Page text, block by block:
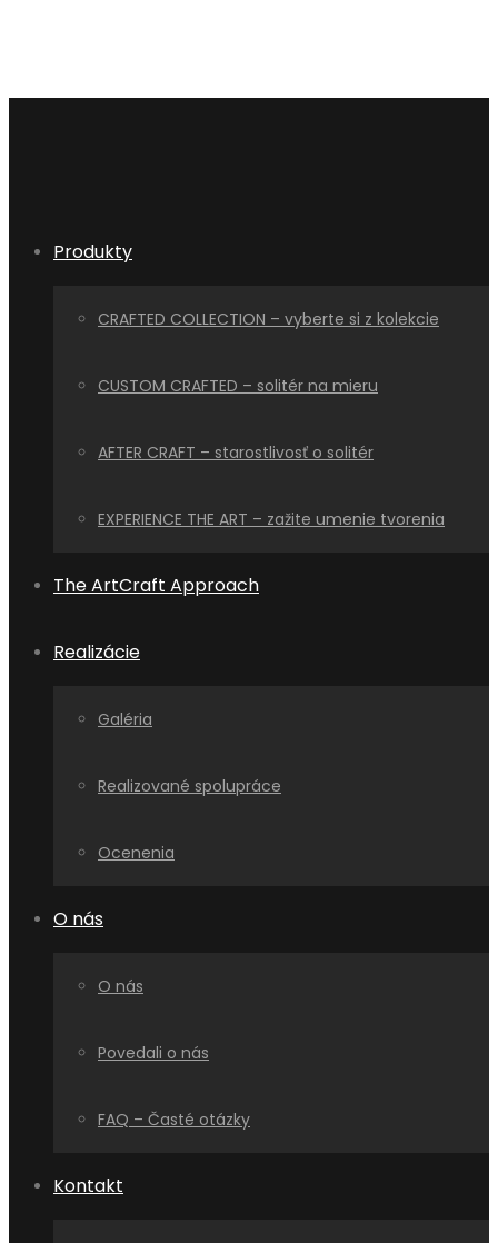
Produkty
CRAFTED COLLECTION – vyberte si z kolekcie
CUSTOM CRAFTED – solitér na mieru
AFTER CRAFT – starostlivosť o solitér
EXPERIENCE THE ART – zažite umenie tvorenia
The ArtCraft Approach
Realizácie
Galéria
Realizované spolupráce
Ocenenia
O nás
O nás
Povedali o nás
FAQ – Časté otázky
Kontakt